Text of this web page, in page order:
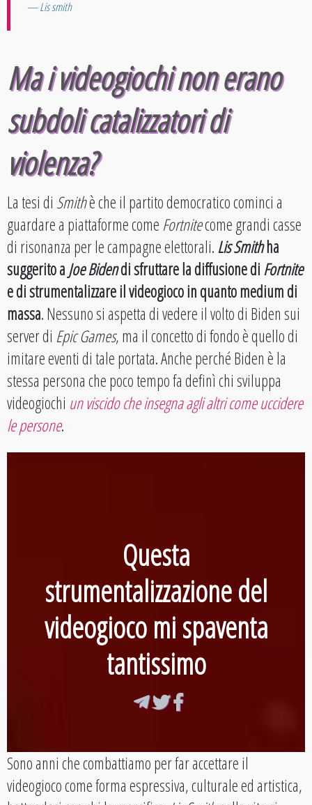
Lis smith
Ma i videogiochi non erano
subdoli catalizzatori di
violenza?
La tesi di Smithè che il partito democratico cominci a
guardare a piattaforme come Fortnitecome grandi casse
di risonanza per le campagne elettorali.Lis Smithha
suggerito aJoe Bidendi sfruttare la diffusione diFortnite
e di strumentalizzare il videogioco in quanto medium di
massa. Nessuno si aspetta di vedere il volto di Biden sui
server di Epic Games, ma il concetto di fondo è quello di
imitare eventi di tale portata. Anche perché Biden è la
stessa persona che poco tempo fa definì chi sviluppa
videogiochi un viscido che insegna agli altri come uccidere
le persone.
Questa
strumentalizzazione del
videogioco mi spaventa
tantissimo
Sono anni che combattiamo per far accettare il
videogioco come forma espressiva, culturale ed artistica,